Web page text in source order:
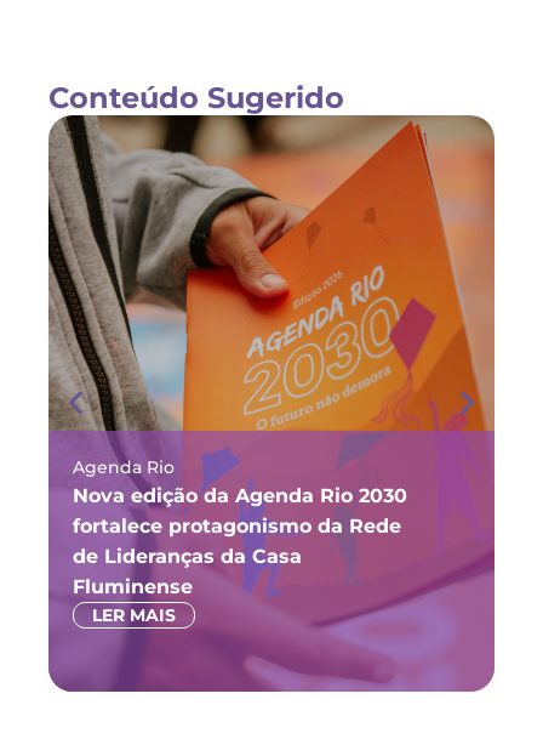
Conteúdo Sugerido
Agenda Rio
Nova edição da Agenda Rio 2030
fortalece protagonismo da Rede
de Lideranças da Casa
Fluminense
LER MAIS